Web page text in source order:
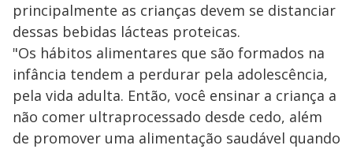
principalmente as crianças devem se distanciar
dessas bebidas lácteas proteicas.
"Os hábitos alimentares que são formados na
infância tendem a perdurar pela adolescência,
pela vida adulta. Então, você ensinar a criança a
não comer ultraprocessado desde cedo, além
de promover uma alimentação saudável quando